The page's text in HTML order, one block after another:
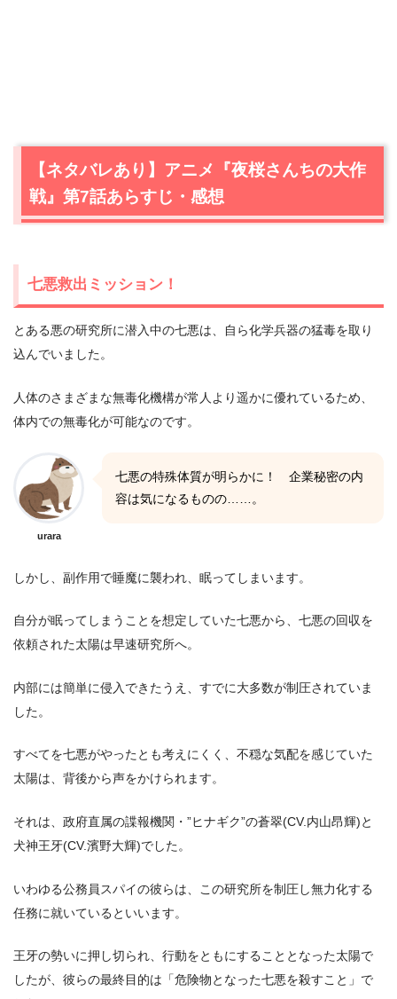
【ネタバレあり】アニメ『夜桜さんちの大作
戦』第7話あらすじ・感想
七悪救出ミッション！
とある悪の研究所に潜入中の七悪は、自ら化学兵器の猛毒を取り
込んでいました。
人体のさまざまな無毒化機構が常人より遥かに優れているため、
体内での無毒化が可能なのです。
urara
七悪の特殊体質が明らかに！ 企業秘密の内
容は気になるものの……。
しかし、副作用で睡魔に襲われ、眠ってしまいます。
自分が眠ってしまうことを想定していた七悪から、七悪の回収を
依頼された太陽は早速研究所へ。
内部には簡単に侵入できたうえ、すでに大多数が制圧されていま
した。
すべてを七悪がやったとも考えにくく、不穏な気配を感じていた
太陽は、背後から声をかけられます。
それは、政府直属の諜報機関・”ヒナギク”の蒼翠(CV.内山昂輝)と
犬神王牙(CV.濱野大輝)でした。
いわゆる公務員スパイの彼らは、この研究所を制圧し無力化する
任務に就いているといいます。
王牙の勢いに押し切られ、行動をともにすることとなった太陽で
したが、彼らの最終目的は「危険物となった七悪を殺すこと」で